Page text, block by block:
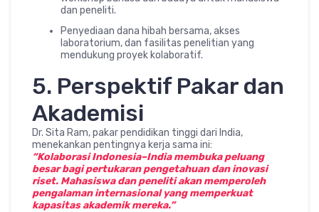
dan peneliti.
Penyediaan dana hibah bersama, akses
laboratorium, dan fasilitas penelitian yang
mendukung proyek kolaboratif.
5. Perspektif Pakar dan
Akademisi
Dr. Sita Ram, pakar pendidikan tinggi dari India,
menekankan pentingnya kerja sama ini:
“Kolaborasi Indonesia–India membuka peluang
besar bagi pertukaran pengetahuan dan inovasi
riset. Mahasiswa dan peneliti akan memperoleh
pengalaman internasional yang memperkuat
kapasitas akademik mereka.”